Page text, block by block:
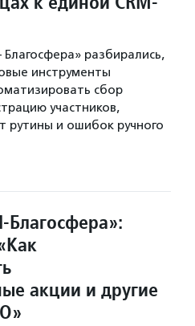
разбирались,
инструменты
сбор
участников,
рутины и ошибок ручного
акции и другие